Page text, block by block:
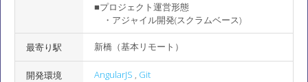
■プロジェクト運営形態
・アジャイル開発(スクラムベース)
最寄り駅 新橋（基本リモート）
開発環境 AngularJS , Git